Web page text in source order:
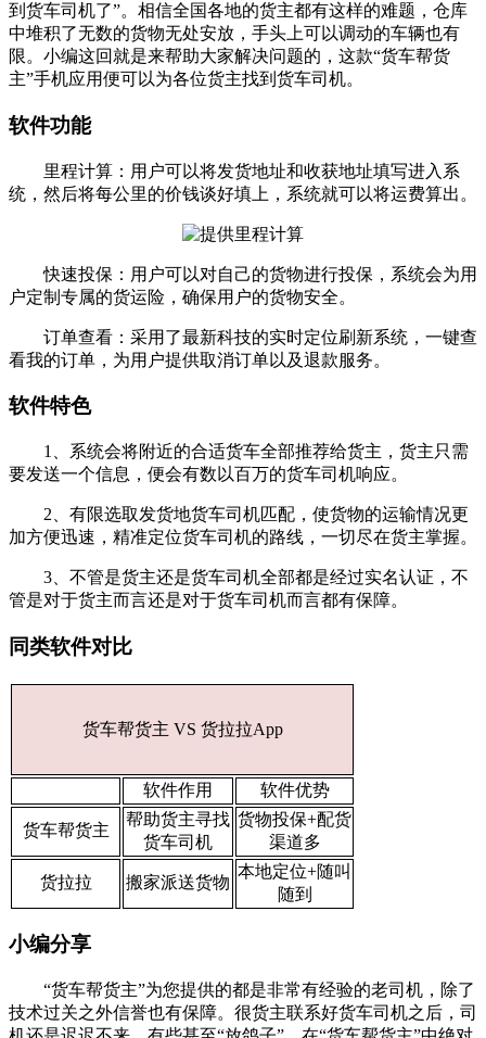
到货车司机了”。相信全国各地的货主都有这样的难题，仓库
中堆积了无数的货物无处安放，手头上可以调动的车辆也有
限。小编这回就是来帮助大家解决问题的，这款“货车帮货
主”手机应用便可以为各位货主找到货车司机。
软件功能
里程计算：用户可以将发货地址和收获地址填写进入系
统，然后将每公里的价钱谈好填上，系统就可以将运费算出。
快速投保：用户可以对自己的货物进行投保，系统会为用
户定制专属的货运险，确保用户的货物安全。
订单查看：采用了最新科技的实时定位刷新系统，一键查
看我的订单，为用户提供取消订单以及退款服务。
软件特色
1、系统会将附近的合适货车全部推荐给货主，货主只需
要发送一个信息，便会有数以百万的货车司机响应。
2、有限选取发货地货车司机匹配，使货物的运输情况更
加方便迅速，精准定位货车司机的路线，一切尽在货主掌握。
3、不管是货主还是货车司机全部都是经过实名认证，不
管是对于货主而言还是对于货车司机而言都有保障。
同类软件对比
货车帮货主 VS 货拉拉App
软件作用 软件优势
货车帮货主
帮助货主寻找
货车司机
货物投保+配货
渠道多
货拉拉 搬家派送货物
本地定位+随叫
随到
小编分享
“货车帮货主”为您提供的都是非常有经验的老司机，除了
技术过关之外信誉也有保障。很货主联系好货车司机之后，司